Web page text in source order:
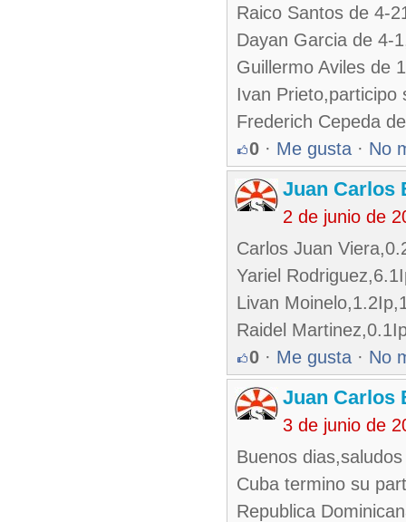
Raico Santos de 4-
Dayan Garcia de 4-
Guillermo Aviles de
Ivan Prieto,participo
Frederich Cepeda
0 · Me gusta · No
Juan Carlos
2 de junio de
Carlos Juan
Yariel
Livan
Raidel
0 · Me gusta · No
Juan Carlos
3 de junio de
Buenos
Cuba termino su
Republica